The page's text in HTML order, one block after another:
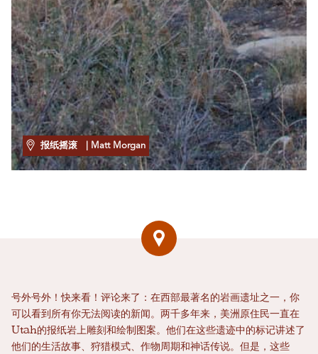
报纸摇滚 | Matt Morgan
号外号外！快来看！评论来了：在西部最著名的岩画遗址之一，你
可以看到所有你无法阅读的新闻。两千多年来，美洲原住民一直在
Utah的报纸岩上雕刻和绘制图案。他们在这些遗迹中的标记讲述了
他们的生活故事、狩猎模式、作物周期和神话传说。但是，这些